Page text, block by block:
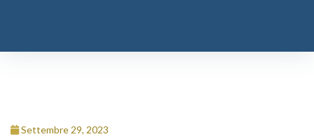
Complesso
Settembre 29, 2023